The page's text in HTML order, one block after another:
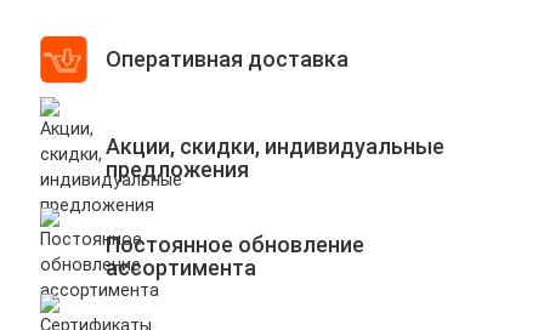
Оперативная доставка
Акции, скидки, индивидуальные
предложения
Постоянное обновление
ассортимента